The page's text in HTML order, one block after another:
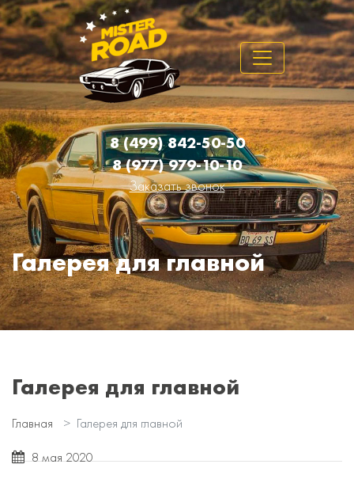
8 (499) 842-50-50
8 (977) 979-10-10
Заказать звонок
Галерея для главной
Галерея для главной
Главная
Галерея для главной
8 мая 2020